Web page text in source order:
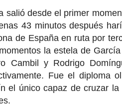
salió desde el primer
43 minutos después
de España en ruta por
la estela de
Cambil y Rodrigo
Fue el diploma
el único capaz de cruzar la